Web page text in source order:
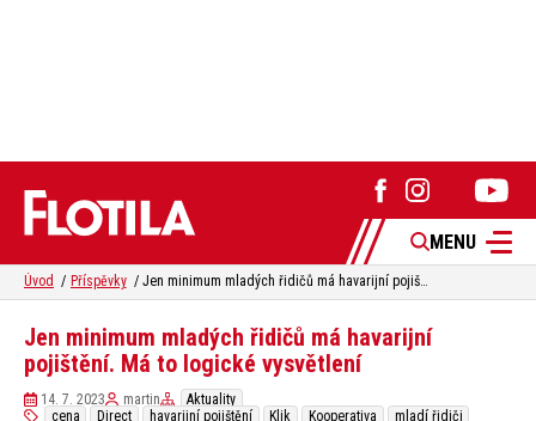
MENU
Úvod Příspěvky Jen minimum mladých řidičů má havarijní pojištění. Má to logické vysvětlení
Jen minimum mladých řidičů má havarijní
pojištění. Má to logické vysvětlení
14. 7. 2023 martin
Aktuality
cena
Direct havarijní pojištění Klik Kooperativa mladí řidiči